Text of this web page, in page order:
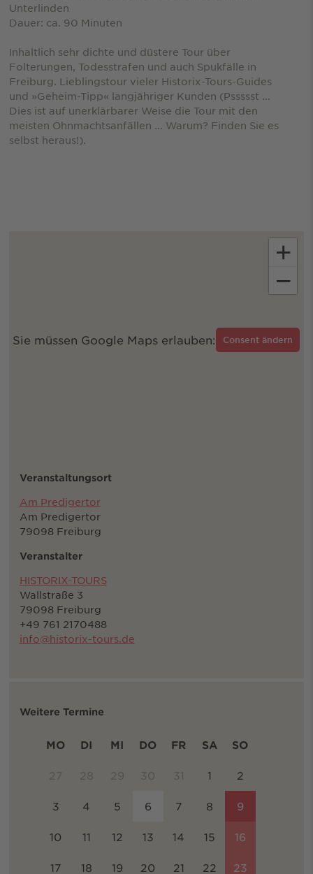
Unterlinden
Dauer: ca. 90 Minuten
Inhaltlich sehr dichte und düstere Tour über
Folterungen, Todesstrafen und auch Spukfälle in
Freiburg. Lieblingstour vieler Historix-Tours-Guides
und »Geheim-Tipp« langjähriger Kunden (Pssssst ...
Dies ist auf unerklärbarer Weise die Tour mit den
meisten Ohnmachtsanfällen ... Warum? Finden Sie es
selbst heraus!).
Sie müssen Google Maps erlauben: Consent ändern
+
−
Veranstaltungsort
Am Predigertor
Am Predigertor
79098 Freiburg
Veranstalter
HISTORIX-TOURS
Wallstraße 3
79098 Freiburg
+49 761 2170488
info@historix-tours.de
Weitere Termine
MO DI MI DO FR SA SO
27 28 29 30 31 1 2
3 4 5 6 7 8 9
10 11 12 13 14 15 16
17 18 19 20 21 22 23